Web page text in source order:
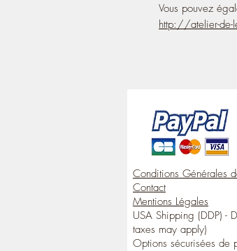
Vous pouvez
http://atelier-de-
Conditions Générales
Contact
Mentions Légales
USA Shipping (DDP) -
taxes may apply)
Options sécurisées de